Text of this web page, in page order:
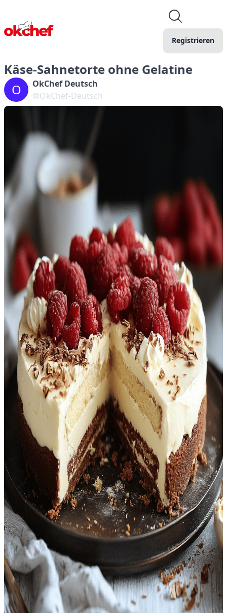
Registrieren
Käse-Sahnetorte ohne Gelatine
O
OkChef Deutsch
@OkChef-Deutsch